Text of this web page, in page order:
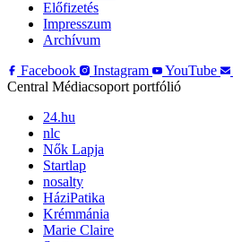
Előfizetés
Impresszum
Archívum
Facebook
Instagram YouTube
Central Médiacsoport portfólió
24.hu
nlc
Nők Lapja
Startlap
nosalty
HáziPatika
Krémmánia
Marie Claire